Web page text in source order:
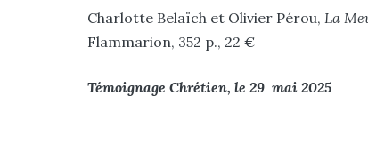
Charlotte Belaïch et Olivier Pérou, La
Flammarion, 352 p., 22 €
Témoignage Chrétien, le 29 mai 2025